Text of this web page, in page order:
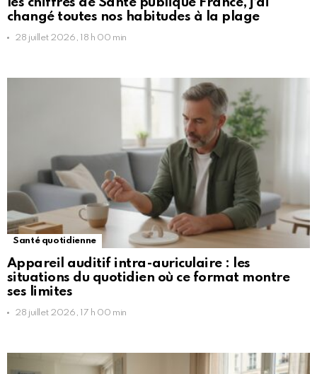
changé toutes nos habitudes à la plage
28 juillet 2026, 18 h 00 min
Santé quotidienne
Appareil auditif intra-auriculaire : les
situations du quotidien où ce format montre
ses limites
28 juillet 2026, 17 h 00 min